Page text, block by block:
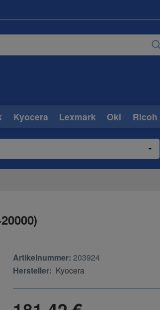
Kyocera Lexmark Oki Ricoh
Artikelnummer: 203924
Hersteller: Kyocera